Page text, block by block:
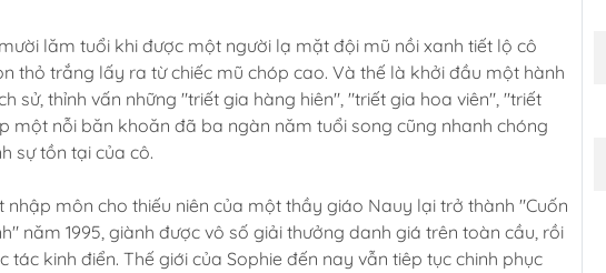
lăm tuổi khi được một người lạ mặt đội mũ nồi xanh tiết lộ cô
thỏ trắng lấy ra từ chiếc mũ chóp cao. Và thế là khởi đầu một hành
sử, thỉnh vấn những "triết gia hàng hiên", "triết gia hoa viên", "triết
một nỗi băn khoăn đã ba ngàn năm tuổi song cũng nhanh chóng
sự tồn tại của cô.
nhập môn cho thiếu niên của một thầy giáo Nauy lại trở thành "Cuốn
năm 1995, giành được vô số giải thưởng danh giá trên toàn cầu, rồi
kinh điển. Thế giới của Sophie đến nay vẫn tiêp tục chinh phục